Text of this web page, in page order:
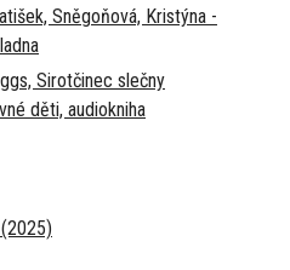
Sněgoňová, Kristýna -
Sirotčinec slečny
děti, audiokniha
(2025)